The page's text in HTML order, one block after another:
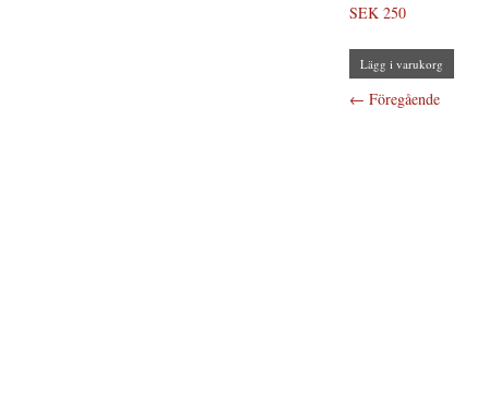
SEK 250
Lägg i varukorg
← Föregående